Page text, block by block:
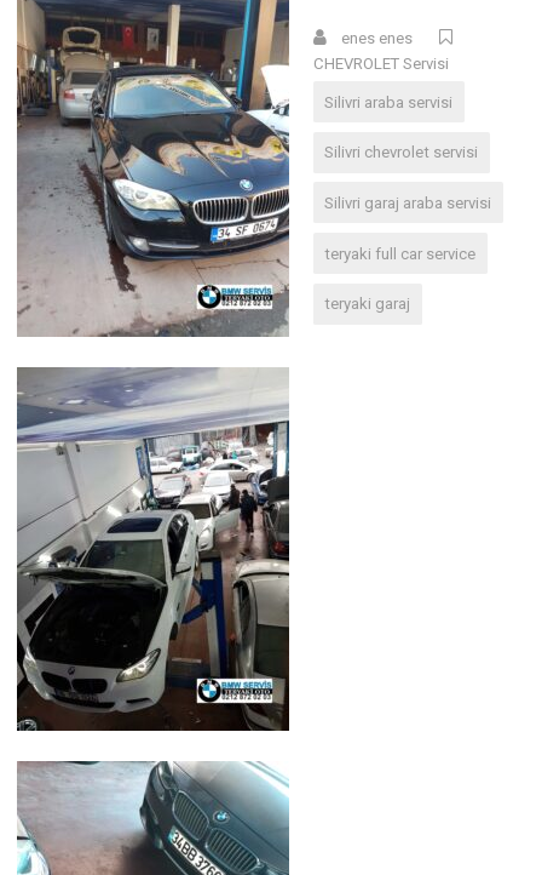
enes enes
CHEVROLET Servisi
Silivri araba servisi
Silivri chevrolet servisi
Silivri garaj araba servisi
teryaki full car service
teryaki garaj